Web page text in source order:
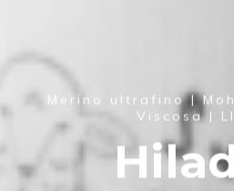
Merino ultrafino |
Viscosa |